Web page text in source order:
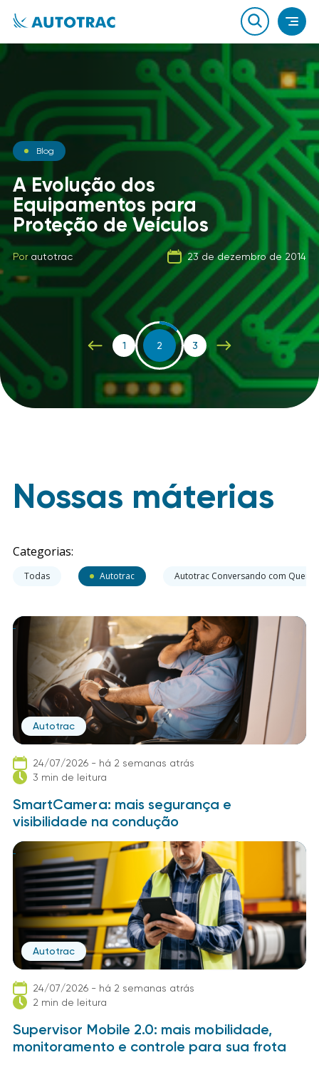
Notícias
O que você sabe sobre o
combustível que a sua
frota usa?
Porautotrac 21 de setembro de 2019
Blog
A Evolução dos
Equipamentos para
Proteção de Veículos
Porautotrac 23 de dezembro de 2014
Carga Fracionada
Porautotrac 06 de fevereiro de 2020
1 2 3
Nossas máterias
Categorias:
Todas Autotrac Autotrac Conversando com Quem
Autotrac
24/07/2026 - há 2 semanas atrás
3 min de leitura
SmartCamera: mais segurança e
visibilidade na condução
Autotrac
24/07/2026 - há 2 semanas atrás
2 min de leitura
Supervisor Mobile 2.0: mais mobilidade,
monitoramento e controle para sua frota